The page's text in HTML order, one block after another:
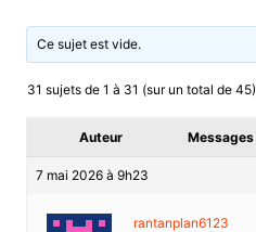
Ce sujet est vide.
31 sujets de 1 à 31 (sur un total de 45)
Auteur Messages
7 mai 2026 à 9h23
rantanplan6123